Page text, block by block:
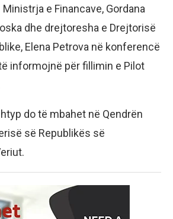
Ministrja e Financave, Gordana
dhe drejtoresha e Drejtorisë
Elena Petrova në konferencë
informojnë për fillimin e Pilot
do të mbahet në Qendrën
së Republikës së